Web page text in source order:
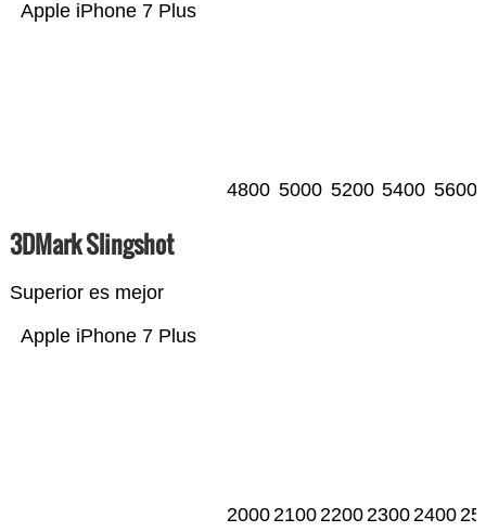
Apple iPhone 7 Plus
4800 5000 5200 5400 5600
3DMark Slingshot
Superior es mejor
Apple iPhone 7 Plus
20002100220023002400